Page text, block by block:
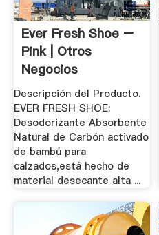
Ever Fresh Shoe –
Pink | Otros
Negocios
Descripción del Producto.
EVER FRESH SHOE:
Desodorizante Absorbente
Natural de Carbón activado
de bambú para
calzados,está hecho de
material desecante alta ...